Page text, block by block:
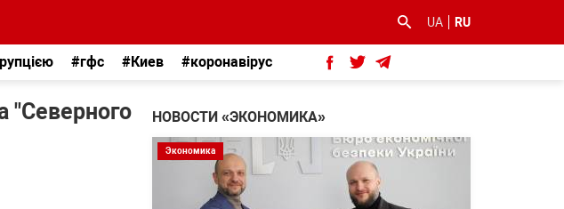
UA RU
#гфс #Киев #коронавірус
"Северного
НОВОСТИ «ЭКОНОМИКА»
Экономика